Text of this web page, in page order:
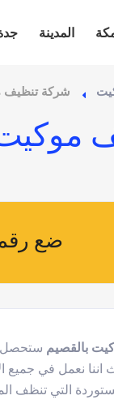
المدينة
شركة تنظيف
ضع
بالقصيم ستحصل
اننا نعمل في
التي